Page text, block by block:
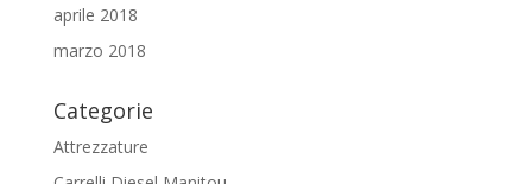
aprile 2018
marzo 2018
Categorie
Attrezzature